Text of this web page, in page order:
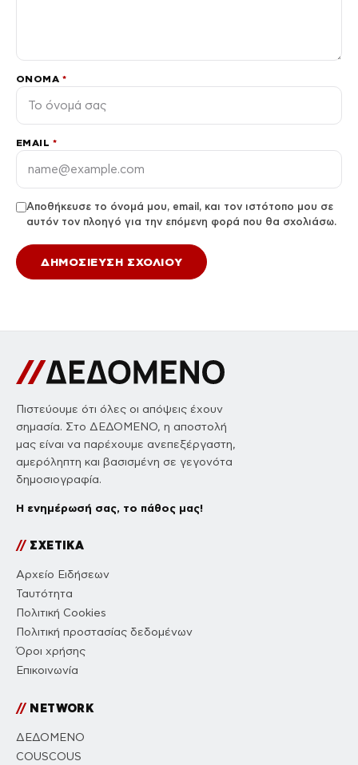
ΌΝΟΜΑ *
EMAIL *
Αποθήκευσε το όνομά μου, email, και τον ιστότοπο μου σε
αυτόν τον πλοηγό για την επόμενη φορά που θα σχολιάσω.
Πιστεύουμε ότι όλες οι απόψεις έχουν
σημασία. Στο ΔΕΔΟΜΕΝΟ, η αποστολή
μας είναι να παρέχουμε ανεπεξέργαστη,
αμερόληπτη και βασισμένη σε γεγονότα
δημοσιογραφία.
Η ενημέρωσή σας, το πάθος μας!
//ΣΧΕΤΙΚΑ
Αρχείο Ειδήσεων
Ταυτότητα
Πολιτική Cookies
Πολιτική προστασίας δεδομένων
Όροι χρήσης
Επικοινωνία
//NETWORK
ΔΕΔΟΜΕΝΟ
COUSCOUS